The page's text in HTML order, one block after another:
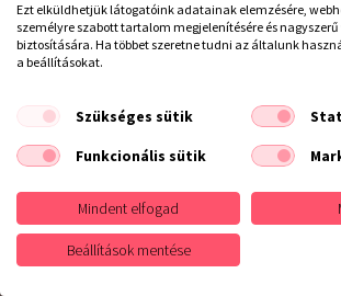
UGYE ÖN SEM AKAR
Elolvastam és elfogadom az
Ezt elküldhetjük látogatóink adatainak elemzésére,
személyre szabott tartalom megjelenítésére és
biztosítására. Ha többet szeretne tudni az általunk
a beállításokat.
Szükséges sütik
Funkcionális sütik
Mindent elfogad
Beállítások mentése